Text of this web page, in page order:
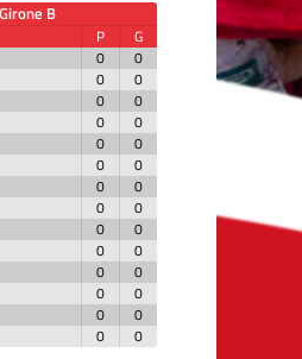
B
P
G
0
0
0
0
0
0
0
0
0
0
0
0
0
0
0
0
0
0
0
0
0
0
0
0
0
0
0 0